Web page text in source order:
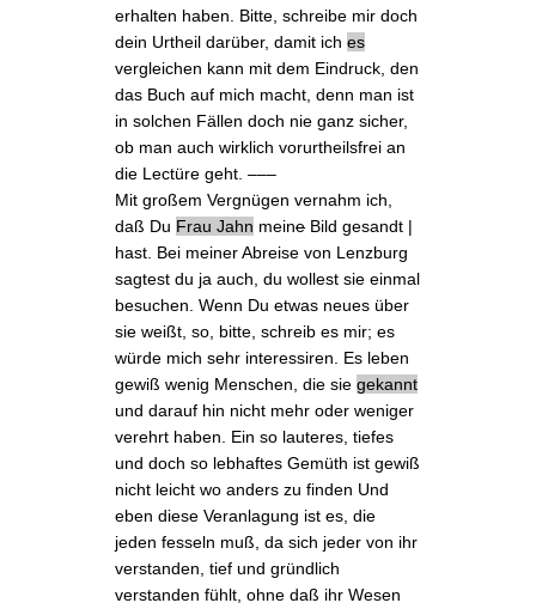
erhalten haben. Bitte, schreibe mir doch
dein Urtheil darüber, damit iches
vergleichen kann mit dem Eindruck, den
das Buch auf mich macht, denn man ist
in solchen Fällen doch nie ganz sicher,
ob man auch wirklich vorurtheilsfrei an
die Lectüre geht. –––
Mit großem Vergnügen vernahm ich,
daß Du Frau Jahn meineBild gesandt |
hast. Bei meinerAbreise von Lenzburg
sagtest du ja auch, du wollest sie einmal
besuchen. Wenn Du etwas neues über
sie weißt, so, bitte, schreib es mir; es
würde mich sehr interessiren. Es leben
gewiß wenig Menschen, die siegekannt
und darauf hin nicht mehr oder weniger
verehrt haben. Ein so lauteres, tiefes
und doch so lebhaftes Gemüth ist gewiß
nicht leicht wo anders zu finden Und
eben diese Veranlagung ist es, die
jeden fesseln muß, da sich jeder von ihr
verstanden, tief und gründlich
verstanden fühlt, ohne daß ihr Wesen